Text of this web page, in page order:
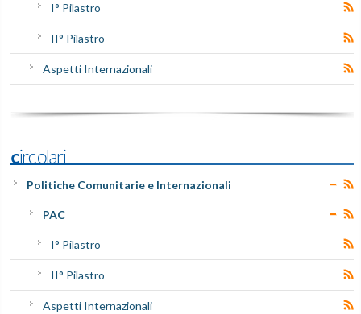
I° Pilastro
II° Pilastro
Aspetti Internazionali
Circolari
Politiche Comunitarie e Internazionali
PAC
I° Pilastro
II° Pilastro
Aspetti Internazionali